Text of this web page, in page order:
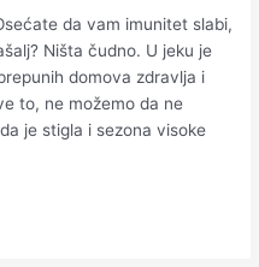
da vam imunitet slabi,
Ništa čudno. U jeku je
domova zdravlja i
to, ne možemo da ne
je stigla i sezona visoke